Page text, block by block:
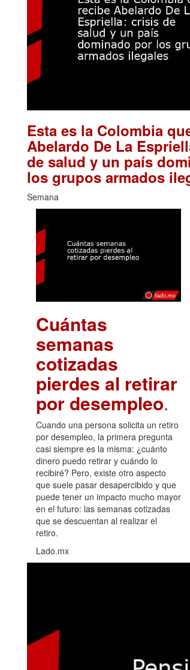
Esta es la Colombia
Abelardo De La
de salud y un país
los grupos armados
Semana
Cuántas
semanas
cotizadas
pierdes al retirar
por desempleo.
Cuando una persona solicita un retiro
por desempleo, la primera pregunta
casi siempre es la misma: ¿cuánto
dinero puedo retirar y cuándo lo
recibiré? Pero, existe otro aspecto
que suele pasar desapercibido y que
puede tener un impacto mucho mayor
en el futuro: las semanas cotizadas
que se descuentan al realizar el
retiro.
Lado.mx